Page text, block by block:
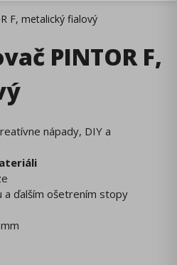
F, metalický fialový
PINTOR F,
nápady, DIY a
a ďalším ošetrením stopy